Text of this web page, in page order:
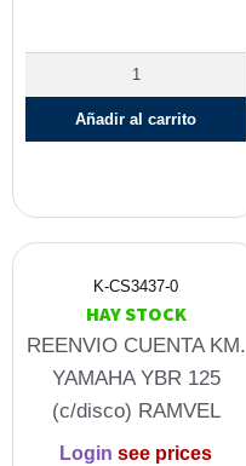
Añadir al carrito
K-CS3437-0
HAY STOCK
REENVIO CUENTA KM.
YAMAHA YBR 125
(c/disco) RAMVEL
Login see prices